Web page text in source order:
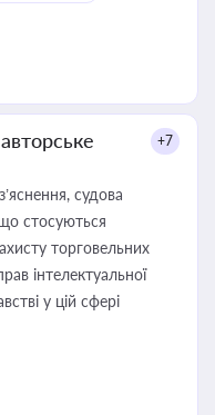
+7
судова
стосуються
торговельних
інтелектуальної
у цій сфері